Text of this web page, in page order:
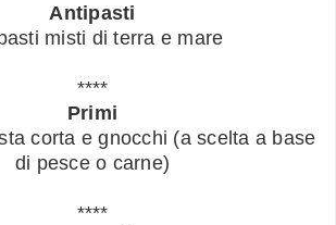
Antipasti
misti di terra e mare
****
Primi
corta e gnocchi (a scelta a base
di pesce o carne)
****